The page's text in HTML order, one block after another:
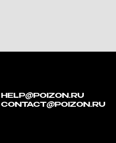
HELP@POIZON.RU
CONTACT@POIZON.RU